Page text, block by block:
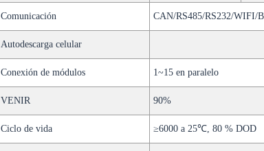
Comunicación CAN/RS485/RS232/WIFI/
Autodescarga celular
Conexión de módulos 1~15 en paralelo
VENIR 90%
Ciclo de vida ≥6000 a 25℃, 80 % DOD